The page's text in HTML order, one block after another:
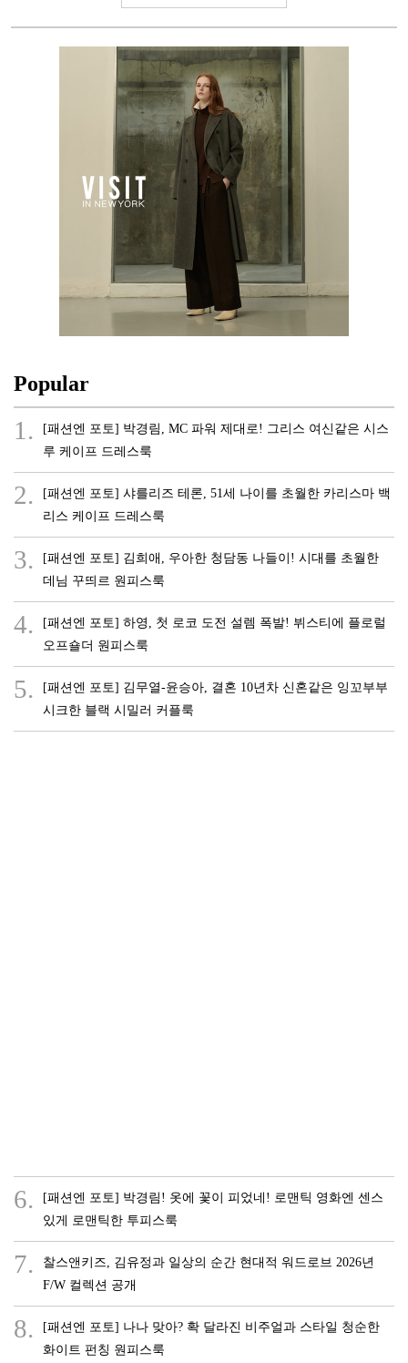
Popular
1.
[패션엔 포토] 박경림, MC 파워 제대로! 그리스 여신같은 시스
루 케이프 드레스룩
2.
[패션엔 포토] 샤를리즈 테론, 51세 나이를 초월한 카리스마 백
리스 케이프 드레스룩
3.
[패션엔 포토] 김희애, 우아한 청담동 나들이! 시대를 초월한
데님 꾸띄르 원피스룩
4.
[패션엔 포토] 하영, 첫 로코 도전 설렘 폭발! 뷔스티에 플로럴
오프숄더 원피스룩
5.
[패션엔 포토] 김무열-윤승아, 결혼 10년차 신혼같은 잉꼬부부
시크한 블랙 시밀러 커플룩
6.
[패션엔 포토] 박경림! 옷에 꽃이 피었네! 로맨틱 영화엔 센스
있게 로맨틱한 투피스룩
7.
찰스앤키즈, 김유정과 일상의 순간 현대적 워드로브 2026년
F/W 컬렉션 공개
8.
[패션엔 포토] 나나 맞아? 확 달라진 비주얼과 스타일 청순한
화이트 펀칭 원피스룩